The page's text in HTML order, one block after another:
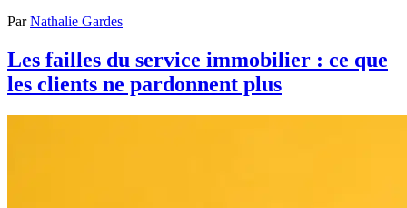
ParNathalie Gardes
Les failles du service immobilier : ce que
les clients ne pardonnent plus